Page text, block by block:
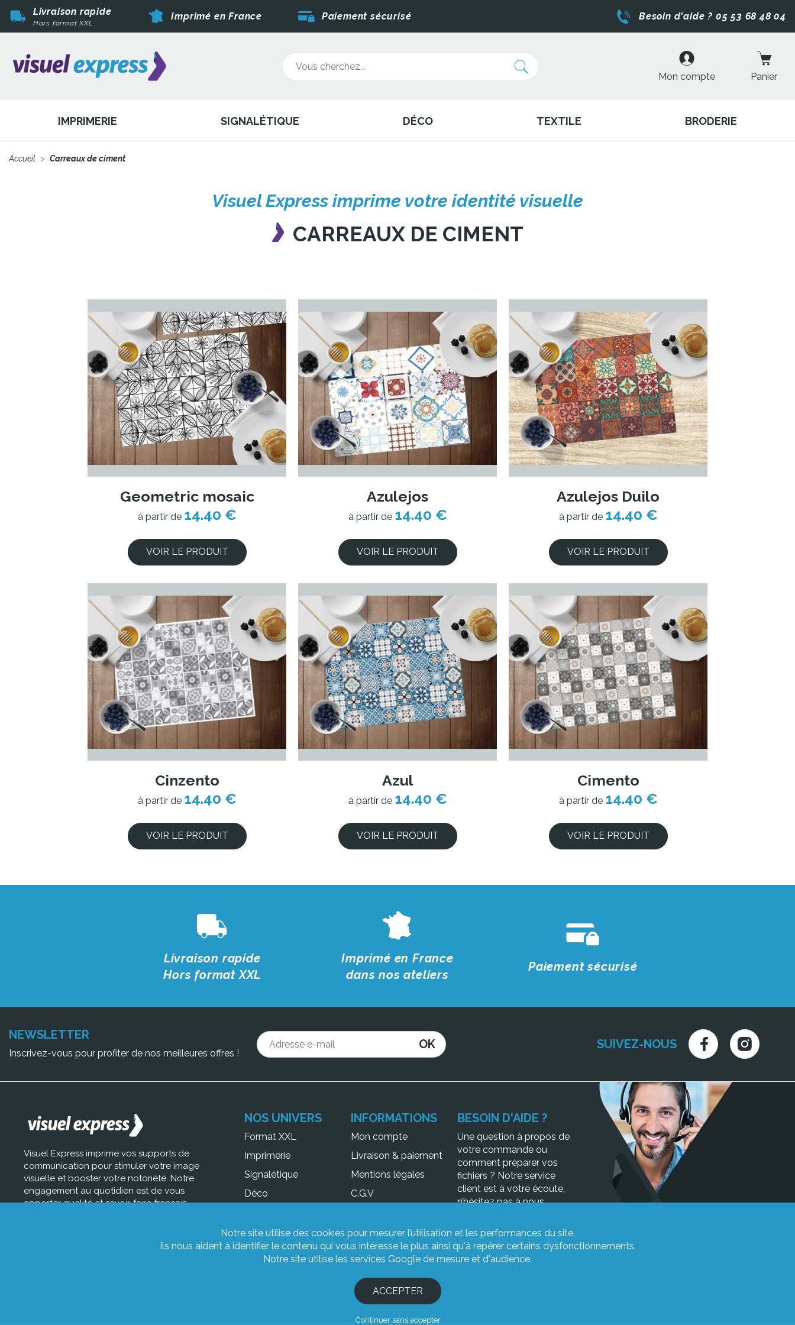
Livraison rapide
Hors format XXL
Imprimé en France Paiement sécurisé Besoin d'aide ? 05 53 68 48 04
Mon compte Panier
IMPRIMERIE SIGNALÉTIQUE DÉCO TEXTILE BRODERIE
Accueil > Carreaux de ciment
Visuel Express imprime votre identité visuelle
CARREAUX DE CIMENT
Geometric mosaic
à partir de 14.40 €
VOIR LE PRODUIT
Azulejos
à partir de 14.40 €
VOIR LE PRODUIT
Azulejos Duilo
à partir de 14.40 €
VOIR LE PRODUIT
Cinzento
à partir de 14.40 €
VOIR LE PRODUIT
Azul
à partir de 14.40 €
VOIR LE PRODUIT
Cimento
à partir de 14.40 €
VOIR LE PRODUIT
Livraison rapide
Hors format XXL
Imprimé en France
dans nos ateliers
Paiement sécurisé
NEWSLETTER
Inscrivez-vous pour profiter de nos meilleures offres !
OK SUIVEZ-NOUS
Visuel Express imprime vos supports de
communication pour stimuler votre image
visuelle et booster votre notoriété. Notre
engagement au quotidien est de vous
apporter qualité et savoir-faire français
NOS UNIVERS
Format XXL
Imprimerie
Signalétique
Déco
Broderie
INFORMATIONS
Mon compte
Livraison & paiement
Mentions légales
C.G.V
BESOIN D'AIDE ?
Une question à propos de
votre commande ou
comment préparer vos
fichiers ? Notre service
client est à votre écoute,
n’hésitez pas ànous
05 53 68 48 04
Du lundi au vendredi
Notre site utilise des cookies pour mesurer l’utilisation et les performances du site.
Ils nous aident à identifier le contenu qui vous intéresse le plus ainsi qu'à repérer certains dysfonctionnements.
Notre site utilise les services Google de mesure et d'audience.
ACCEPTER
Continuer sans accepter